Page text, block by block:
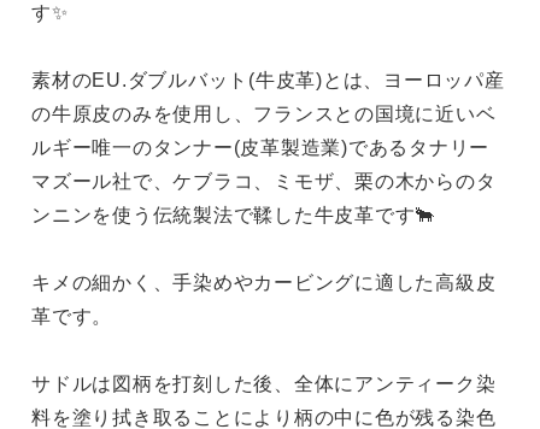
す✨
素材のEU.ダブルバット(牛皮革)とは、ヨーロッパ産
の牛原皮のみを使用し、フランスとの国境に近いベ
ルギー唯一のタンナー(皮革製造業)であるタナリー
マズール社で、ケブラコ、ミモザ、栗の木からのタ
ンニンを使う伝統製法で鞣した牛皮革です🐂
キメの細かく、手染めやカービングに適した高級皮
革です。
サドルは図柄を打刻した後、全体にアンティーク染
料を塗り拭き取ることにより柄の中に色が残る染色